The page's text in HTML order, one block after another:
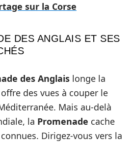
sur la Corse
DES ANGLAIS ET SES
des Anglais longe la
des vues à couper le
Mais au-delà
la Promenade cache
Dirigez-vous vers la